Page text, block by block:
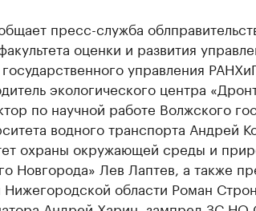
пресс-служба
оценки и развития
управления
экологического центра
по научной работе Волжского
водного транспорта Андрей
охраны окружающей среды и
Новгорода» Лев Лаптев, а также
Нижегородской области Роман